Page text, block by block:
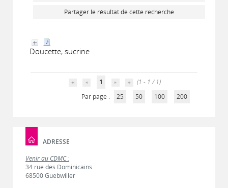
Partager le résultat de cette recherche
Doucette, sucrine
1
(1 - 1 / 1)
Par page :
25 50 100 200
ADRESSE
Venir au CDMC :
34 rue des Dominicains
68500 Guebwiller